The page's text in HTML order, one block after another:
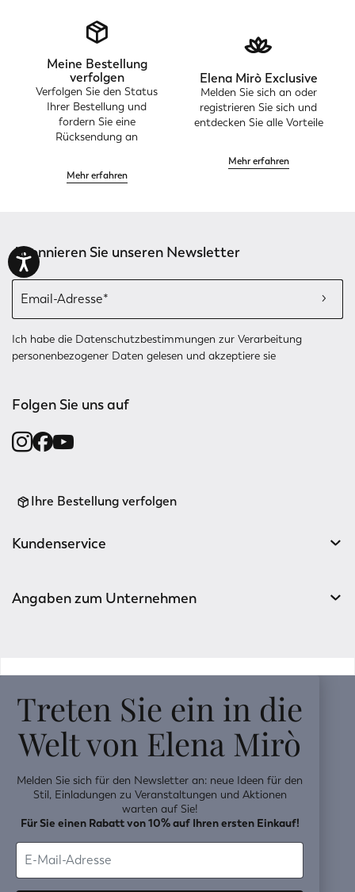
Meine Bestellung
verfolgen
Verfolgen Sie den Status
Ihrer Bestellung und
fordern Sie eine
Rücksendung an
Mehr erfahren
Elena Mirò Exclusive
Melden Sie sich an oder
registrieren Sie sich und
entdecken Sie alle Vorteile
Mehr erfahren
Abonnieren Sie unseren Newsletter
Ich habe die Datenschutzbestimmungen zur Verarbeitung
personenbezogener Daten gelesen und akzeptiere sie
Folgen Sie uns auf
Ihre Bestellung verfolgen
Kundenservice
Angaben zum Unternehmen
Treten Sie ein in die
Welt von Elena Mirò
Melden Sie sich für den Newsletter an: neue Ideen für den
Stil, Einladungen zu Veranstaltungen und Aktionen
warten auf Sie!
Für Sie einen Rabatt von 10% auf Ihren ersten Einkauf!